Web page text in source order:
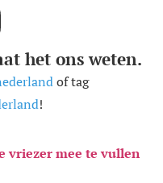
het ons weten.
of tag
!
vriezer mee te vullen